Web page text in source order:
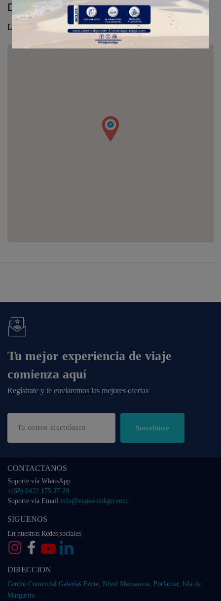
Donde estarás
Los Roques
Tu mejor experiencia de viaje
comienza aquí
Regístrate y te enviaremos las mejores ofertas
Suscribirse
CONTACTANOS
Soporte vía WhatsApp
+(58) 0422 175 27 29
Soporte vía Email info@viajes-indigo.com
SIGUENOS
En nuestras Redes sociales
DIRECCION
Centro Comercial Galerías Fente, Nivel Mezzanina, Porlamar, Isla de
Margarita.